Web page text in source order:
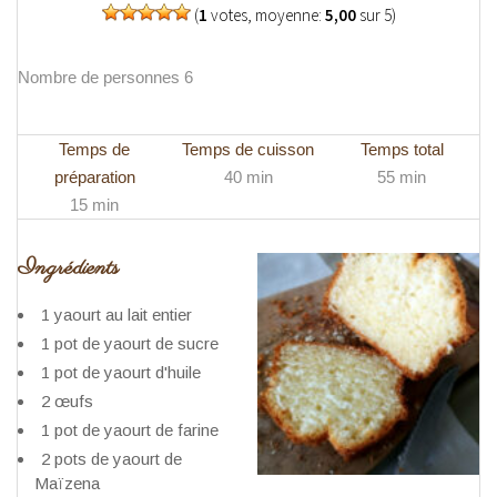
(1 votes, moyenne: 5,00sur 5)
Nombre de personnes 6
Temps de
préparation
15 min
Temps de cuisson
40 min
Temps total
55 min
Ingrédients
1 yaourt au lait entier
1 pot de yaourt de sucre
1 pot de yaourt d'huile
2 œufs
1 pot de yaourt de farine
2 pots de yaourt de
Maïzena